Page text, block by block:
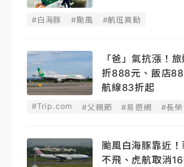
#白海豚 #颱風 #航班異動
「爸」氣抗漲！
折888元、飯店
航線83折起
#Trip.com #父親節 #易遊網 #長榮
颱風白海豚靠近
不飛、虎航取消